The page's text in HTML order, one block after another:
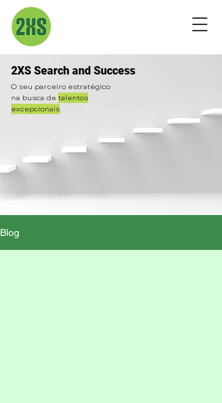
2XS Search and Success
O seu parceiro estratégico
na busca de talentos
excepcionais
Blog